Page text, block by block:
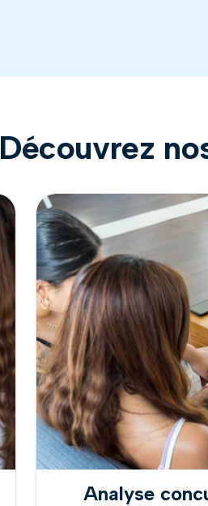
Découvrez
Analyse